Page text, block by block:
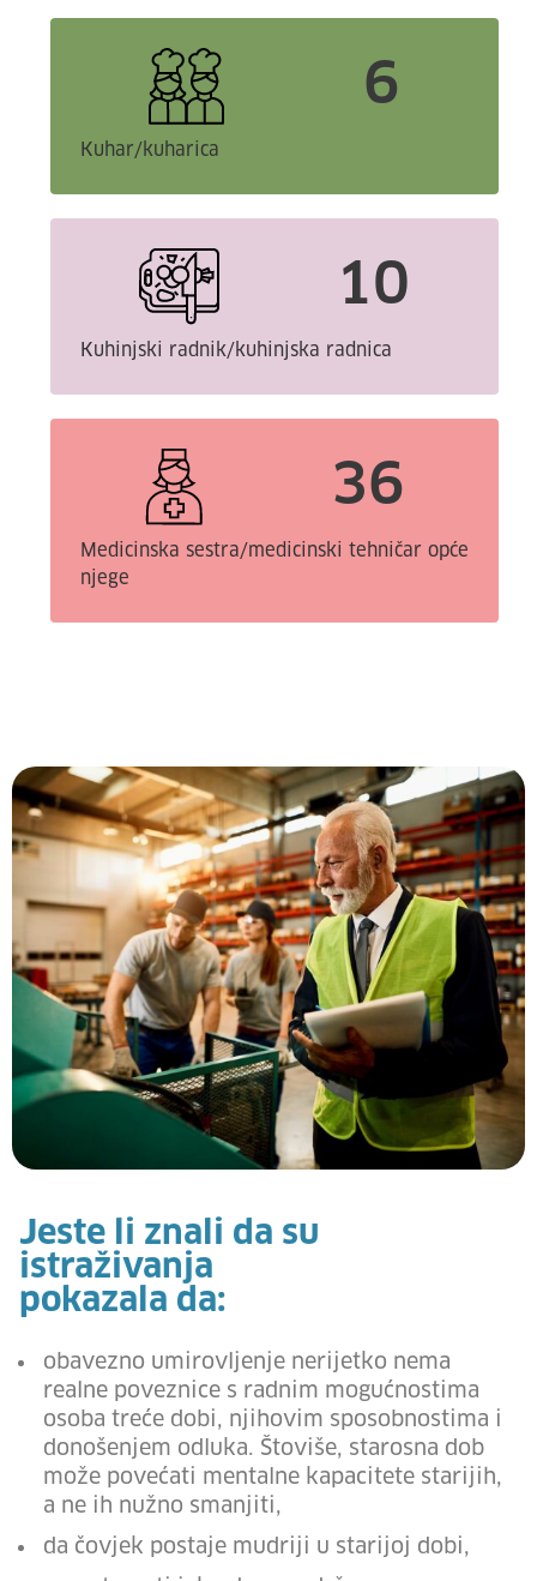
6
Kuhar/kuharica
10
Kuhinjski radnik/kuhinjska radnica
36
Medicinska sestra/medicinski tehničar opće
njege
Jeste li znali da su
istraživanja
pokazala da:
obavezno umirovljenje nerijetko nema
realne poveznice s radnim mogućnostima
osoba treće dobi, njihovim sposobnostima i
donošenjem odluka. Štoviše, starosna dob
može povećati mentalne kapacitete starijih,
a ne ih nužno smanjiti,
da čovjek postaje mudriji u starijoj dobi,